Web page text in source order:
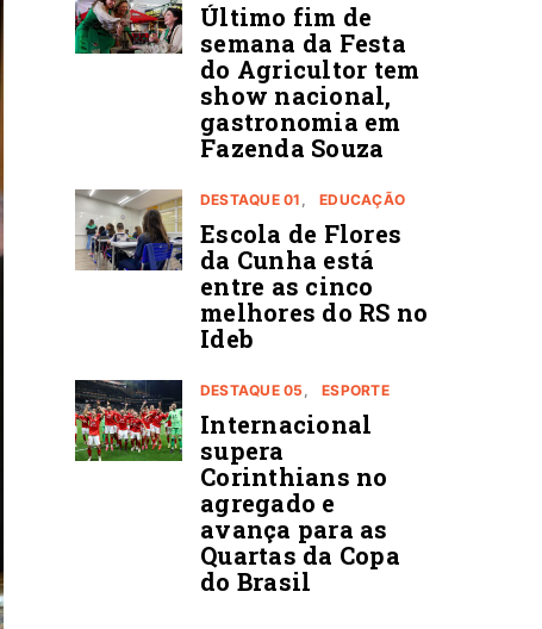
Último fim de
semana da Festa
do Agricultor tem
show nacional,
gastronomia em
Fazenda Souza
DESTAQUE 01 EDUCAÇÃO
Escola de Flores
da Cunha está
entre as cinco
melhores do RS no
Ideb
DESTAQUE 05 ESPORTE
Internacional
supera
Corinthians no
agregado e
avança para as
Quartas da Copa
do Brasil